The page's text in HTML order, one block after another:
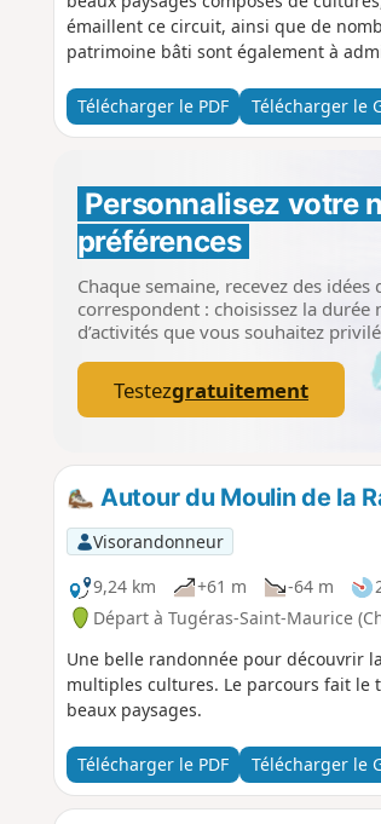
émaillent ce circuit, ainsi que de
patrimoine bâti sont également à
Télécharger le PDF Télécharger le
Personnalisez votre
préférences
Chaque semaine, recevez des
correspondent : choisissez la
d’activités que vous souhaitez
Testezgratuitement
Autour du Moulin de la
Visorandonneur
9,24 km
+61 m -64 m
Départ à Tugéras-Saint-Maurice
Une belle randonnée pour découvrir
multiples cultures. Le parcours fait le
beaux paysages.
Télécharger le PDF Télécharger le